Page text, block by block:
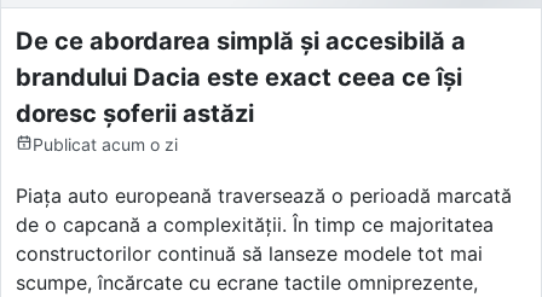
De ce abordarea simplă și accesibilă a
brandului Dacia este exact ceea ce își
doresc șoferii astăzi
Publicat acum o zi
Piața auto europeană traversează o perioadă marcată
de o capcană a complexității. În timp ce majoritatea
constructorilor continuă să lanseze modele tot mai
scumpe, încărcate cu ecrane tactile omniprezente,